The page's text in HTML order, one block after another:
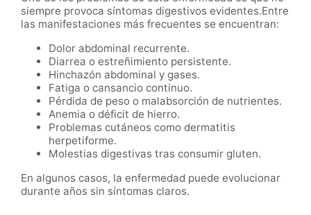
siempre provoca síntomas digestivos evidentes.Entre
las manifestaciones más frecuentes se encuentran:
Dolor abdominal recurrente.
Diarrea o estreñimiento persistente.
Hinchazón abdominal y gases.
Fatiga o cansancio continuo.
Pérdida de peso o malabsorción de nutrientes.
Anemia o déficit de hierro.
Problemas cutáneos como dermatitis
herpetiforme.
Molestias digestivas tras consumir gluten.
En algunos casos, la enfermedad puede evolucionar
durante años sin síntomas claros.